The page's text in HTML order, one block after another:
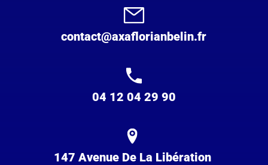
contact@axaflorianbelin.fr
04 12 04 29 90
147 Avenue De La Libération